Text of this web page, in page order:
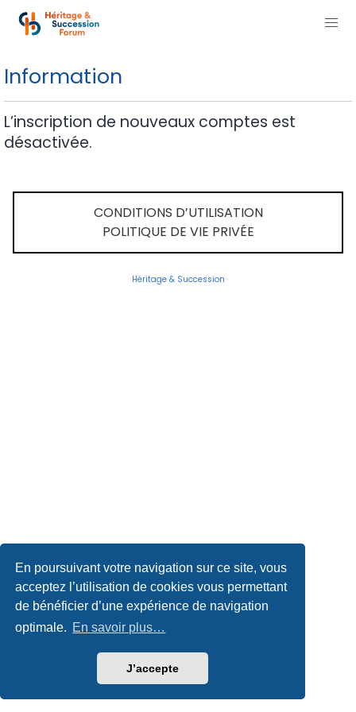
En poursuivant votre navigation sur ce site, vous
acceptez l’utilisation de cookies vous permettant
de bénéficier d’une expérience de navigation
optimale. En savoir plus…
J’accepte
Information
L’inscription de nouveaux comptes est
désactivée.
CONDITIONS D’UTILISATION
POLITIQUE DE VIE PRIVÉE
Héritage & Succession